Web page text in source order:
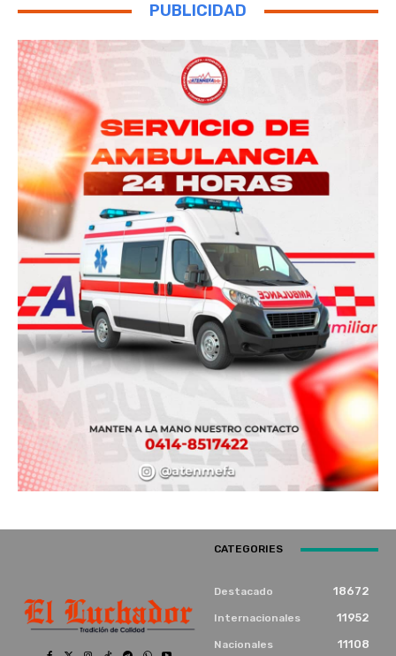
PUBLICIDAD
CATEGORIES
Destacado 18672
Internacionales 11952
Nacionales 11108